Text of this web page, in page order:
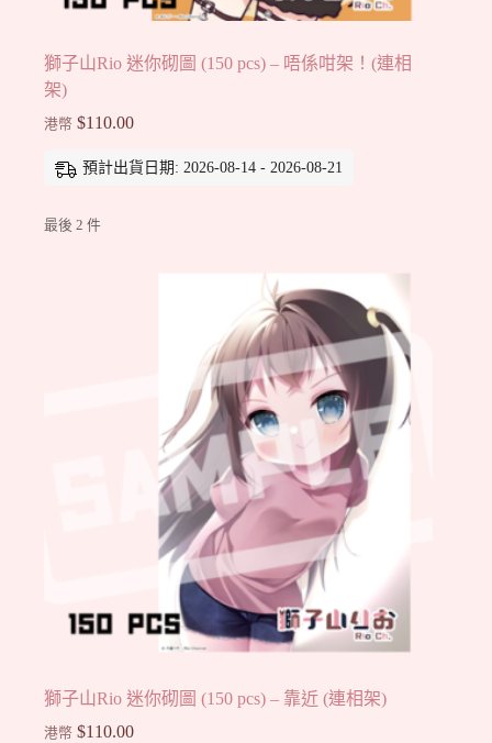
獅子山Rio 迷你砌圖 (150 pcs) – 唔係咁架！(連相
架)
港幣 $110.00
預計出貨日期: 2026-08-14 - 2026-08-21
最後 2 件
獅子山Rio 迷你砌圖 (150 pcs) – 靠近 (連相架)
港幣 $110.00